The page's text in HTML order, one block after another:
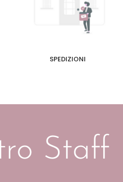
SPEDIZIONI
Staff